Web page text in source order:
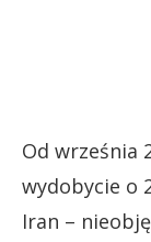
Od września
wydobycie o
Iran –